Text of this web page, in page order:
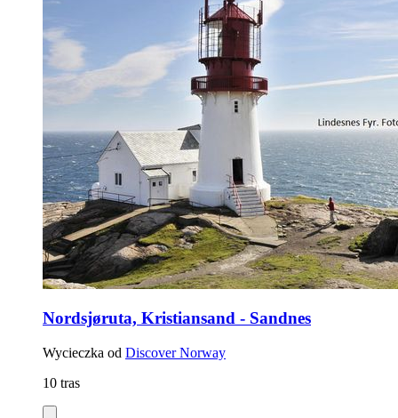
Nordsjøruta, Kristiansand - Sandnes
Wycieczka od Discover Norway
10 tras